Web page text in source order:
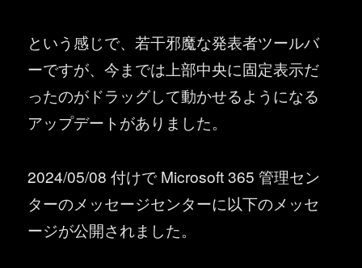
という感じで、若干邪魔な発表者ツールバ
ーですが、今までは上部中央に固定表示だ
ったのがドラッグして動かせるようになる
アップデートがありました。
2024/05/08 付けで Microsoft 365 管理セン
ターのメッセージセンターに以下のメッセ
ージが公開されました。